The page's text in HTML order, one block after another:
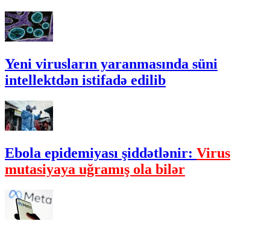
Yeni virusların yaranmasında süni
intellektdən istifadə edilib
Ebola epidemiyası şiddətlənir: Virus
mutasiyaya uğramış ola bilər